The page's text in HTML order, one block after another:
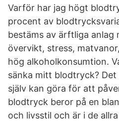
Varför har jag högt
procent av
bestäms av ärftliga anlag
övervikt, stress,
hög alkoholkonsumtion.
sänka mitt blodtryck?
själv kan göra för att
blodtryck beror på en
och livsstil och är i de